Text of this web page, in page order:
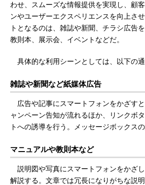
わせ、スムーズな情報提供を実現し、顧
ンやユーザーエクスペリエンスを向上さ
トとなるのは、雑誌や新聞、チラシ広告
教則本、展示会、イベントなどだ。
具体的な利用シーンとしては、以下の通
雑誌や新聞など紙媒体広告
広告や記事にスマートフォンをかざす
ャンペーン告知が流れるほか、リンクボ
トへの誘導を行う。メッセージボックスの
マニュアルや教則本など
説明図や写真にスマートフォンをかざ
解説する。文章では冗長になりがちな説